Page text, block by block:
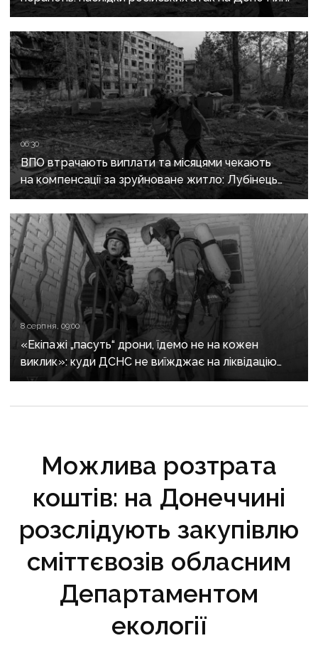
06:30
ВПО втрачають виплати та місяцями чекають
на компенсації за зруйноване житло: Лубінець
вимагає змін від уряду
8 серпня, 09:00
«Екіпажі „пасуть“ дрони, їдемо не на кожен
виклик»: куди ДСНС не виїжджає на ліквідацію
надзвичайних ситуацій у Краматорську
Можлива розтрата
коштів: на Донеччині
розслідують закупівлю
cміттєвозів обласним
Департаментом
екології